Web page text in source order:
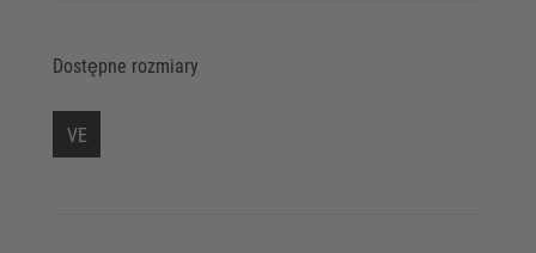
Dostępne rozmiary
VE